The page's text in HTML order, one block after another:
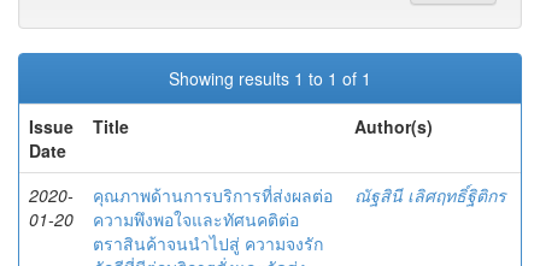
Showing results 1 to 1 of 1
Issue
Date
Title Author(s)
2020-
01-20
คุณภาพด้านการบริการที่ส่งผลต่อ
ความพึงพอใจและทัศนคติต่อ
ตราสินค้าจนนำไปสู่ ความจงรัก
ณัฐสินี เลิศฤทธิ์ฐิติกร